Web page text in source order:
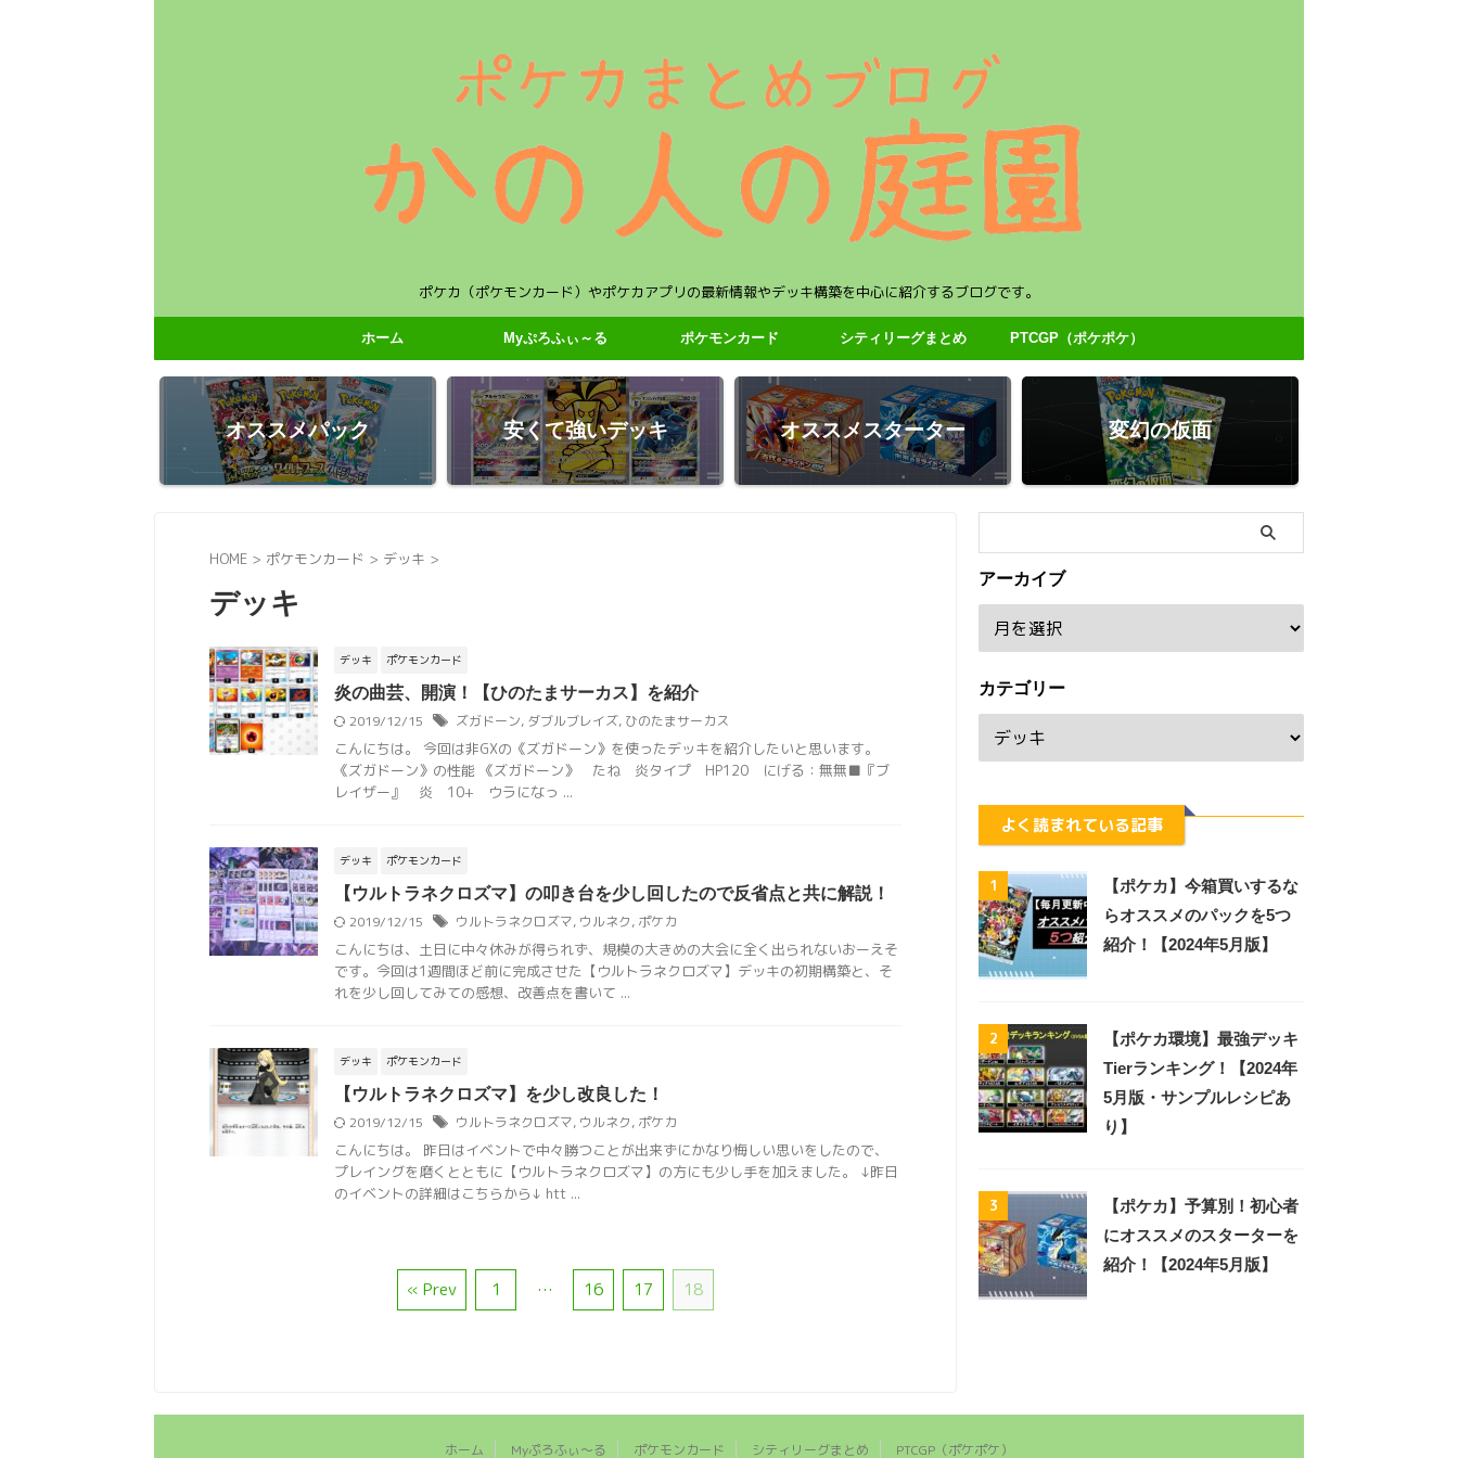
ポケカ（ポケモンカード）やポケカアプリの最新情報やデッキ構築を中心に紹介するブログです。
ホーム Myぷろふぃ～る ポケモンカード シティリーグまとめ PTCGP（ポケポケ）
オススメパック 安くて強いデッキ オススメスターター 変幻の仮面
HOME > ポケモンカード > デッキ >
デッキ
デッキ ポケモンカード
炎の曲芸、開演！【ひのたまサーカス】を紹介
2019/12/15
ズガドーン, ダブルブレイズ, ひのたまサーカス
こんにちは。 今回は非GXの《ズガドーン》を使ったデッキを紹介したいと思います。
《ズガドーン》の性能 《ズガドーン》 たね 炎タイプ HP120 にげる：無無■『ブ
レイザー』 炎 10+ ウラになっ ...
デッキ ポケモンカード
【ウルトラネクロズマ】の叩き台を少し回したので反省点と共に解説！
2019/12/15
ウルトラネクロズマ, ウルネク, ポケカ
こんにちは、土日に中々休みが得られず、規模の大きめの大会に全く出られないおーえそ
です。今回は1週間ほど前に完成させた【ウルトラネクロズマ】デッキの初期構築と、そ
れを少し回してみての感想、改善点を書いて ...
デッキ ポケモンカード
【ウルトラネクロズマ】を少し改良した！
2019/12/15
ウルトラネクロズマ, ウルネク, ポケカ
こんにちは。 昨日はイベントで中々勝つことが出来ずにかなり悔しい思いをしたので、
プレイングを磨くとともに【ウルトラネクロズマ】の方にも少し手を加えました。 ↓昨日
のイベントの詳細はこちらから↓ htt ...
« Prev 1 … 16 17 18
アーカイブ
カテゴリー
よく読まれている記事
1
【ポケカ】今箱買いするな
らオススメのパックを5つ
紹介！【2024年5月版】
2
【ポケカ環境】最強デッキ
Tierランキング！【2024年
5月版・サンプルレシピあ
り】
3
【ポケカ】予算別！初心者
にオススメのスターターを
紹介！【2024年5月版】
ホーム Myぷろふぃ～る ポケモンカード シティリーグまとめ PTCGP（ポケポケ）